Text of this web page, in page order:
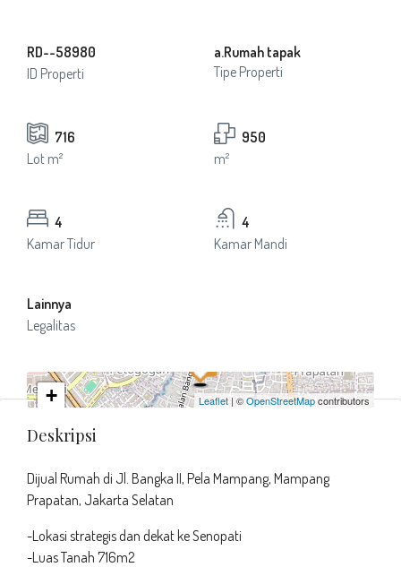
RD--58980
ID Properti
a.Rumah tapak
Tipe Properti
716
Lot m²
950
m²
4
Kamar Tidur
4
Kamar Mandi
Lainnya
Legalitas
+
Leaflet | ©OpenStreetMapcontributors
Deskripsi
Dijual Rumah di Jl. Bangka II, Pela Mampang, Mampang
Prapatan, Jakarta Selatan
-Lokasi strategis dan dekat ke Senopati
-Luas Tanah 716m2